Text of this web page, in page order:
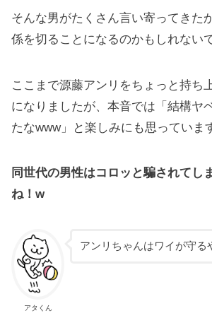
そんな男がたくさん言い寄ってきた
係を切ることになるのかもしれない
ここまで源藤アンリをちょっと持ち
になりましたが、本音では「結構ヤ
たなwww」と楽しみにも思っていま
同世代の男性はコロッと騙されてし
ね！w
アタくん
アンリちゃんはワイが守る